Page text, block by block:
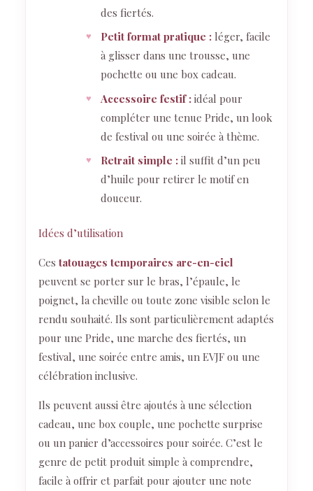
des fiertés.
Petit format pratique :léger, facile
à glisser dans une trousse, une
pochette ou une box cadeau.
Accessoire festif :idéal pour
compléter une tenue Pride, un look
de festival ou une soirée à thème.
Retrait simple :il suffit d’un peu
d’huile pour retirer le motif en
douceur.
Idées d’utilisation
Ces tatouages temporaires arc-en-ciel
peuvent se porter sur le bras, l’épaule, le
poignet, la cheville ou toute zone visible selon le
rendu souhaité. Ils sont particulièrement adaptés
pour une Pride, une marche des fiertés, un
festival, une soirée entre amis, un EVJF ou une
célébration inclusive.
Ils peuvent aussi être ajoutés à une sélection
cadeau, une box couple, une pochette surprise
ou un panier d’accessoires pour soirée. C’est le
genre de petit produit simple à comprendre,
facile à offrir et parfait pour ajouter une note